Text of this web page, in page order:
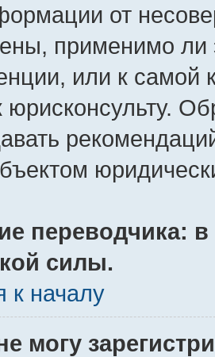
от
применимо ли
или к самой
переводчика:
силы.
к началу
могу